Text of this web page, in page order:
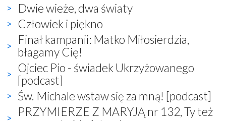
Dwie wieże, dwa światy
Człowiek i piękno
Finał kampanii: Matko Miłosierdzia,
błagamy Cię!
Ojciec Pio - świadek Ukrzyżowanego
[podcast]
Św. Michale wstaw się za mną! [podcast]
PRZYMIERZE Z MARYJĄ nr 132, Ty też